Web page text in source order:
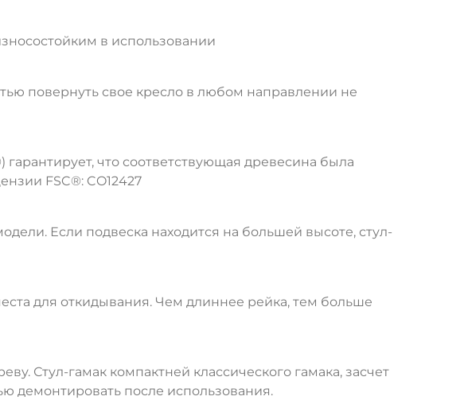
в использовании
повернуть свое кресло в любом направлении не
что соответствующая древесина была
FSC®: CO12427
Если подвеска находится на большей высоте, стул-
для откидывания. Чем длиннее рейка, тем больше
Стул-гамак компактней классического гамака, засчет
демонтировать после использования.